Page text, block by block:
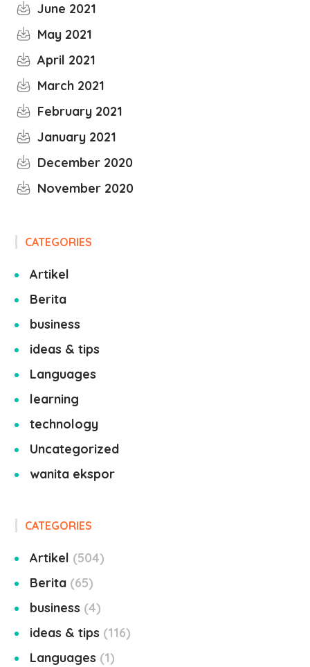
June 2021
May 2021
April 2021
March 2021
February 2021
January 2021
December 2020
November 2020
CATEGORIES
Artikel
Berita
business
ideas & tips
Languages
learning
technology
Uncategorized
wanita ekspor
CATEGORIES
Artikel
504
Berita 65
business 4
ideas & tips
116
Languages
1